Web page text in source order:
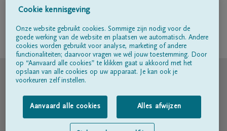
Volg ons op
© DELA
Gebruiksvoorwaarden
Privacyverklaring
Cookie kennisgeving
Onze website gebruikt cookies. Sommige zijn nodig voor de
goede werking van de website en plaatsen we automatisch. Andere
cookies worden gebruikt voor analyse, marketing of andere
functionaliteiten; daarvoor vragen we wél jouw toestemming. Door
op “Aanvaard alle cookies” te klikken gaat u akkoord met het
opslaan van alle cookies op uw apparaat. Je kan ook je
voorkeuren zelf instellen.
Aanvaard alle cookies Alles afwijzen